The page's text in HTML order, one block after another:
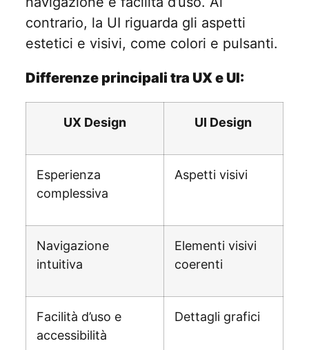
contrario, la UI riguarda gli aspetti
estetici e visivi, come colori e pulsanti.
Differenze principali tra UX e UI:
UX Design UI Design
Esperienza
complessiva
Aspetti visivi
Navigazione
intuitiva
Elementi visivi
coerenti
Facilità d’uso e
accessibilità
Dettagli grafici